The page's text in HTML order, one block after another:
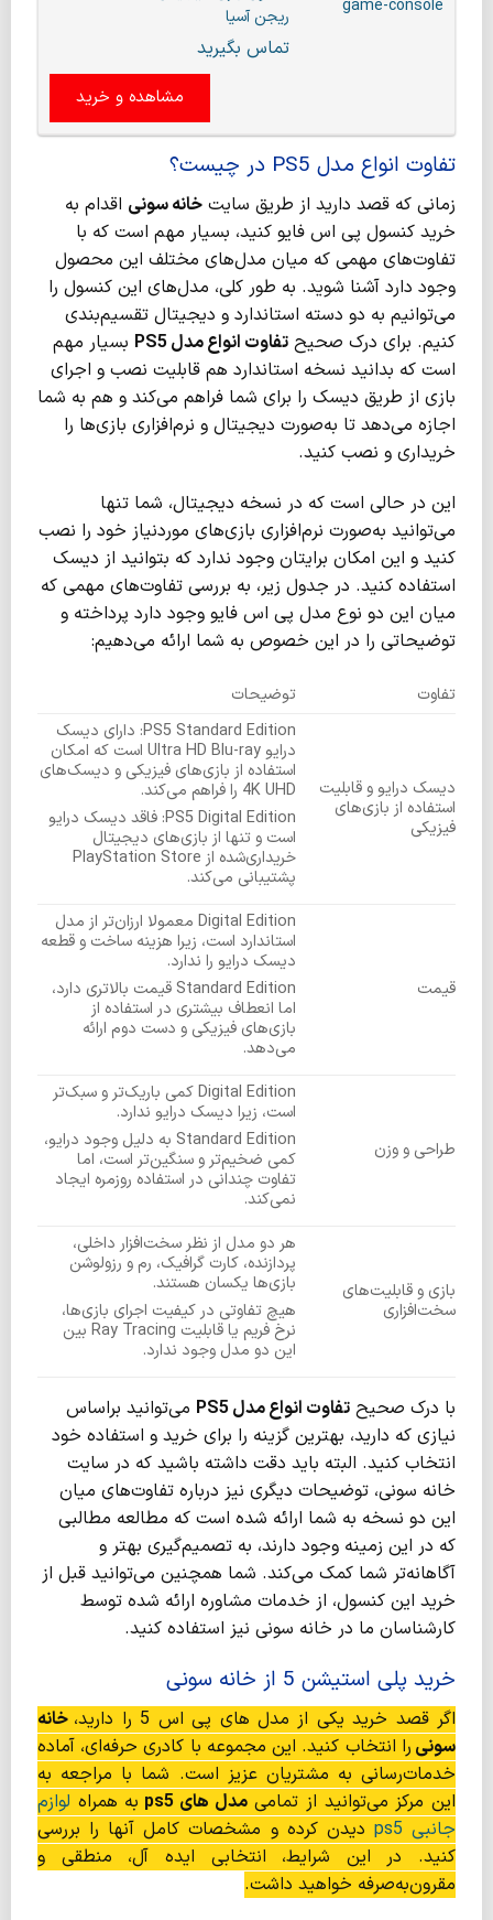
ریجن آسیا
تماس بگیرید
مشاهده و خرید
تفاوت انواع مدل PS5 در چیست؟
زمانی که قصد دارید از طریق سایت خانه سونی اقدام به
خرید کنسول پی اس فایو کنید، بسیار مهم است که با
تفاوت‌های مهمی که میان مدل‌های مختلف این محصول
وجود دارد آشنا شوید. به طور کلی، مدل‌های این کنسول را
می‌توانیم به دو دسته استاندارد و دیجیتال تقسیم‌بندی
کنیم. برای درک صحیح تفاوت انواع مدلPS5 بسیار مهم
است که بدانید نسخه استاندارد هم قابلیت نصب و اجرای
بازی از طریق دیسک را برای شما فراهم می‌کند و هم به شما
اجازه می‌دهد تا به‌صورت دیجیتال و نرم‌افزاری بازی‌ها را
خریداری و نصب کنید.
این در حالی است که در نسخه دیجیتال، شما تنها
می‌توانید به‌صورت نرم‌افزاری بازی‌های موردنیاز خود را نصب
کنید و این امکان برایتان وجود ندارد که بتوانید از دیسک
استفاده کنید. در جدول زیر، به بررسی تفاوت‌های مهمی که
میان این دو نوع مدل پی اس فایو وجود دارد پرداخته و
توضیحاتی را در این خصوص به شما ارائه می‌دهیم:
تفاوت توضیحات
دیسک درایو و قابلیت
استفاده از بازی‌های
فیزیکی
PS5 Standard Edition: دارای دیسک
درایو Ultra HD Blu-ray است که امکان
استفاده از بازی‌های فیزیکی و دیسک‌های
4K UHD را فراهم می‌کند.
PS5 Digital Edition: فاقد دیسک درایو
است و تنها از بازی‌های دیجیتال
خریداری‌شده از PlayStation Store
پشتیبانی می‌کند.
قیمت
Digital Edition معمولا ارزان‌تر از مدل
استاندارد است، زیرا هزینه ساخت و قطعه
دیسک درایو را ندارد.
Standard Edition قیمت بالاتری دارد،
اما انعطاف بیشتری در استفاده از
بازی‌های فیزیکی و دست دوم ارائه
می‌دهد.
طراحی و وزن
Digital Edition کمی باریک‌تر و سبک‌تر
است، زیرا دیسک درایو ندارد.
Standard Edition به دلیل وجود درایو،
کمی ضخیم‌تر و سنگین‌تر است، اما
تفاوت چندانی در استفاده روزمره ایجاد
نمی‌کند.
بازی و قابلیت‌های
سخت‌افزاری
هر دو مدل از نظر سخت‌افزار داخلی،
پردازنده، کارت گرافیک، رم و رزولوشن
بازی‌ها یکسان هستند.
هیچ تفاوتی در کیفیت اجرای بازی‌ها،
نرخ فریم یا قابلیت Ray Tracing بین
این دو مدل وجود ندارد.
با درک صحیح تفاوت انواع مدلPS5 می‌توانید براساس
نیازی که دارید، بهترین گزینه را برای خرید و استفاده خود
انتخاب کنید. البته باید دقت داشته باشید که در سایت
خانه سونی، توضیحات دیگری نیز درباره تفاوت‌های میان
این دو نسخه به شما ارائه شده است که مطالعه مطالبی
که در این زمینه وجود دارند، به تصمیم‌گیری بهتر و
آگاهانه‌تر شما کمک می‌کند. شما همچنین می‌توانید قبل از
خرید این کنسول، از خدمات مشاوره ارائه شده توسط
کارشناسان ما در خانه سونی نیز استفاده کنید.
خرید پلی استیشن 5 از خانه سونی
اگر قصد خرید یکی از مدل‌ های پی اس 5 را دارید،
خانه
سونی را انتخاب کنید. این مجموعه با کادری حرفه‌ای، آماده
خدمات‌رسانی به مشتریان عزیز است. شما با مراجعه به
این مرکز می‌توانید از تمامیمدل های ps5 به همراه لوازم
جانبی ps5
دیدن کرده و مشخصات کامل آنها را بررسی
کنید. در این شرایط، انتخابی ایده آل، منطقی و
مقرون‌به‌صرفه خواهید داشت.